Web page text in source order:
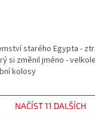
starého Egypta -
si změnil jméno -
kolosy
NAČÍST 11 DALŠÍCH